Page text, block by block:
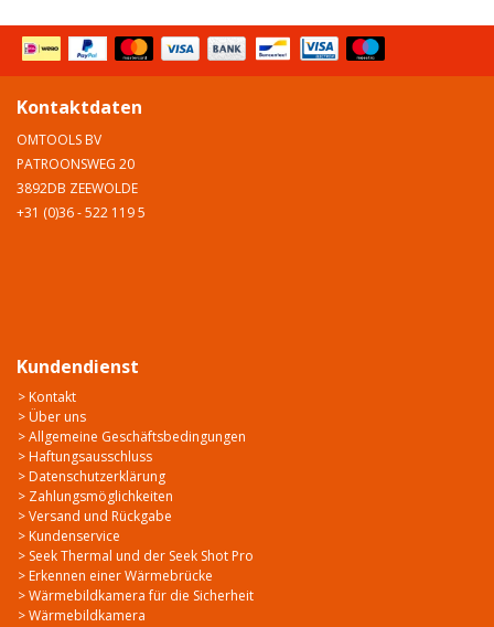
Kontaktdaten
OMTOOLS BV
PATROONSWEG 20
3892DB ZEEWOLDE
+31 (0)36 - 522 119 5
Kundendienst
> Kontakt
> Über uns
> Allgemeine Geschäftsbedingungen
> Haftungsausschluss
> Datenschutzerklärung
> Zahlungsmöglichkeiten
> Versand und Rückgabe
> Kundenservice
> Seek Thermal und der Seek Shot Pro
> Erkennen einer Wärmebrücke
> Wärmebildkamera für die Sicherheit
> Wärmebildkamera